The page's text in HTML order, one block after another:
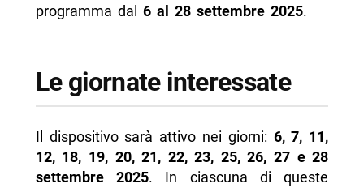
programma dal 6 al 28 settembre 2025.
Le giornate interessate
Il dispositivo sarà attivo nei giorni: 6, 7, 11,
12, 18, 19, 20, 21, 22, 23, 25, 26, 27 e 28
settembre 2025. In ciascuna di queste